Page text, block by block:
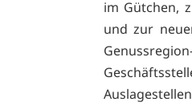
im Gütchen,
und zur